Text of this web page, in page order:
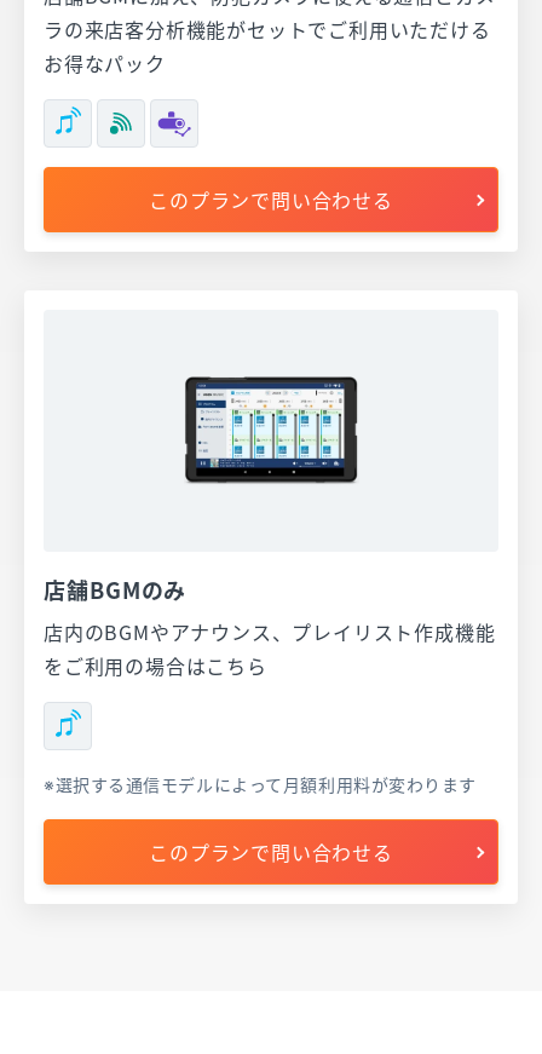
ラの来店客分析機能がセットでご利用いただける
お得なパック
このプランで問い合わせる
店舗BGMのみ
店内のBGMやアナウンス、プレイリスト作成機能
をご利用の場合はこちら
選択する通信モデルによって月額利用料が変わります
このプランで問い合わせる